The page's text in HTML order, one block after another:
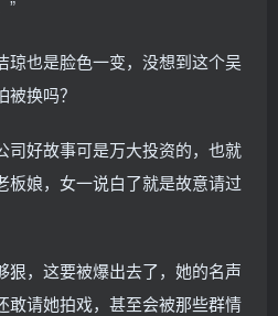
”
也是脸色一变，没想到这个吴
换吗？
好故事可是万大投资的，也就
板娘，女一说白了就是故意请过
，这要被爆出去了，她的名声
敢请她拍戏，甚至会被那些群情